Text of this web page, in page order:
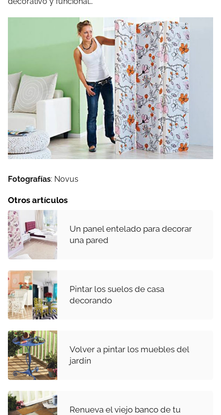
Fotografías: Novus
Otros artículos
Un panel entelado para decorar
una pared
Pintar los suelos de casa
decorando
Volver a pintar los muebles del
jardín
Renueva el viejo banco de tu